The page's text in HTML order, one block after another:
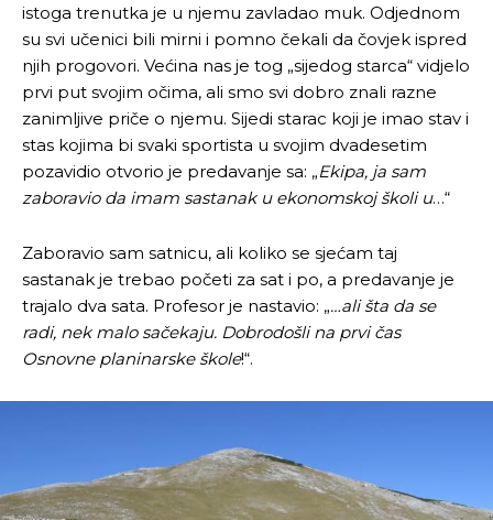
istoga trenutka je u njemu zavladao muk. Odjednom
su svi učenici bili mirni i pomno čekali da čovjek ispred
njih progovori. Većina nas je tog „sijedog starca“ vidjelo
prvi put svojim očima, ali smo svi dobro znali razne
zanimljive priče o njemu. Sijedi starac koji je imao stav i
stas kojima bi svaki sportista u svojim dvadesetim
pozavidio otvorio je predavanje sa: „Ekipa, ja sam
zaboravio da imam sastanak u ekonomskoj školi u…“
Zaboravio sam satnicu, ali koliko se sjećam taj
sastanak je trebao početi za sat i po, a predavanje je
trajalo dva sata. Profesor je nastavio: „…ali šta da se
radi, nek malo sačekaju. Dobrodošli na prvi čas
Osnovne planinarske škole!“.